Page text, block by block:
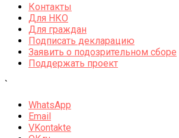
Контакты
Для НКО
Для граждан
Подписать декларацию
Заявить о подозрительном сборе
Поддержать проект
`
WhatsApp
Email
VKontakte